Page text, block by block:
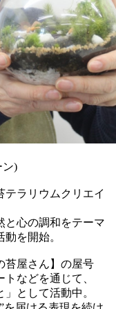
ン)
テラリウムクリエイ
と心の調和をテーマ
を開始。
苔屋さん】の屋号
などを通じて、
として活動中。